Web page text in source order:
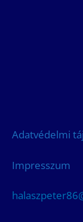
Adatvédelmi
Impresszum